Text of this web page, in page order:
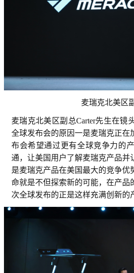
麦瑞克北美区
麦瑞克北美区副总Carter先生在镜
全球发布会的原因一是麦瑞克正在
布会希望通过更有全球竞争力的
通，让美国用户了解麦瑞克产品并
是麦瑞克产品在美国最大的竞争
命就是不但探索新的可能，在产品
次全球发布的正是这样充满创新的